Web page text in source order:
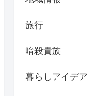
旅行
暗殺貴族
暮らしアイデア